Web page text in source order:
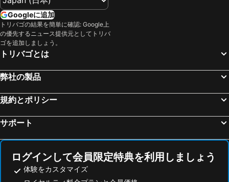
アルベルゴ フォンタナ
La Maison De Charme
Hotel Catullo
Hotel Villa Malaspina
West Point Airport Hotel
Muraless Art Hotel, WorldHotels Crafted
ホテル ヴェローナ
Corte Della Rocca Bassa
Hotel Giberti & Spa
B&B アル テアトロ
WEGA Hotel Verona
Boutique Hotel Scalzi - Adults Only
Residenza al Castello
Rooms Giulietta e Romeo
フィレンツェ大聖堂
Olympic Ice Stadium
Brera
Lido Venezia
アレーナ・ディ・ヴェローナ
Centro Direzionale di Milano
ボローニャ・ボルゴ・パニゴーレ空港
旧市街
コモ湖
Piazza della Vittoria
San Babila
Duomo Metro Station
St Moritzersee
フィエラミラノシティ
Googleに追加
トリバゴの結果を簡単に確認: Google上
の優先するニュース提供元としてトリバ
ゴを追加しましょう。
トリバゴとは
弊社の製品
規約とポリシー
サポート
ログインして会員限定特典を利用しましょう
体験をカスタマイズ